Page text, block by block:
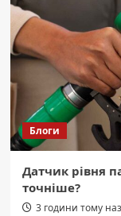
Блоги
Датчик рівня
точніше?
3 години тому